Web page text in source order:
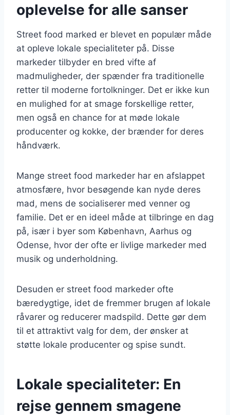
oplevelse for alle sanser
Street food marked er blevet en populær måde
at opleve lokale specialiteter på. Disse
markeder tilbyder en bred vifte af
madmuligheder, der spænder fra traditionelle
retter til moderne fortolkninger. Det er ikke kun
en mulighed for at smage forskellige retter,
men også en chance for at møde lokale
producenter og kokke, der brænder for deres
håndværk.
Mange street food markeder har en afslappet
atmosfære, hvor besøgende kan nyde deres
mad, mens de socialiserer med venner og
familie. Det er en ideel måde at tilbringe en dag
på, især i byer som København, Aarhus og
Odense, hvor der ofte er livlige markeder med
musik og underholdning.
Desuden er street food markeder ofte
bæredygtige, idet de fremmer brugen af lokale
råvarer og reducerer madspild. Dette gør dem
til et attraktivt valg for dem, der ønsker at
støtte lokale producenter og spise sundt.
Lokale specialiteter: En
rejse gennem smagene